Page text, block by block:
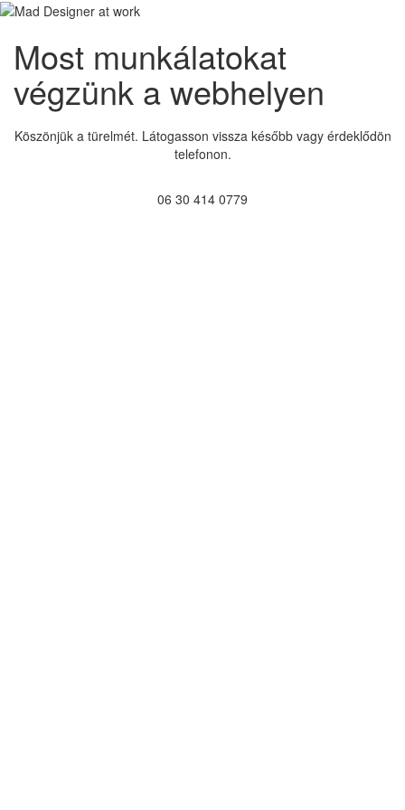
Most munkálatokat
végzünk a webhelyen
Köszönjük a türelmét. Látogasson vissza később vagy érdeklődön
telefonon.
06 30 414 0779